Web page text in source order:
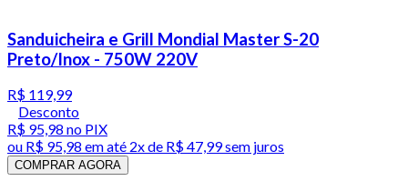
Sanduicheira e Grill Mondial Master S-20
Preto/Inox - 750W 220V
R$ 119,99
Desconto
R$ 95,98 no PIX
ou R$ 95,98 em até 2x de R$ 47,99 sem juros
COMPRAR AGORA